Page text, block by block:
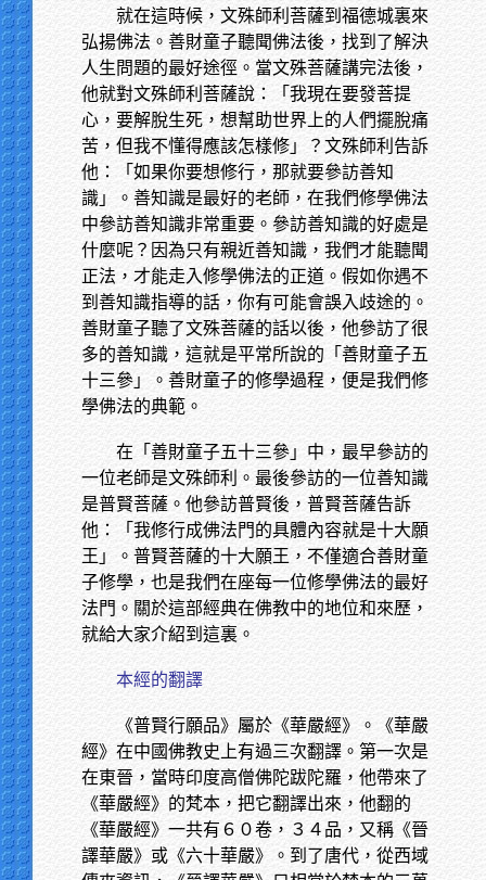
就在這時候，文殊師利菩薩到福德城裏來
弘揚佛法。善財童子聽聞佛法後，找到了解決
人生問題的最好途徑。當文殊菩薩講完法後，
他就對文殊師利菩薩說：「我現在要發菩提
心，要解脫生死，想幫助世界上的人們擺脫痛
苦，但我不懂得應該怎樣修」？文殊師利告訴
他：「如果你要想修行，那就要參訪善知
識」。善知識是最好的老師，在我們修學佛法
中參訪善知識非常重要。參訪善知識的好處是
什麼呢？因為只有親近善知識，我們才能聽聞
正法，才能走入修學佛法的正道。假如你遇不
到善知識指導的話，你有可能會誤入歧途的。
善財童子聽了文殊菩薩的話以後，他參訪了很
多的善知識，這就是平常所說的「善財童子五
十三參」。善財童子的修學過程，便是我們修
學佛法的典範。
在「善財童子五十三參」中，最早參訪的
一位老師是文殊師利。最後參訪的一位善知識
是普賢菩薩。他參訪普賢後，普賢菩薩告訴
他：「我修行成佛法門的具體內容就是十大願
王」。普賢菩薩的十大願王，不僅適合善財童
子修學，也是我們在座每一位修學佛法的最好
法門。關於這部經典在佛教中的地位和來歷，
就給大家介紹到這裏。
本經的翻譯
《普賢行願品》屬於《華嚴經》。《華嚴
經》在中國佛教史上有過三次翻譯。第一次是
在東晉，當時印度高僧佛陀跋陀羅，他帶來了
《華嚴經》的梵本，把它翻譯出來，他翻的
《華嚴經》一共有６０卷，３４品，又稱《晉
譯華嚴》或《六十華嚴》。到了唐代，從西域